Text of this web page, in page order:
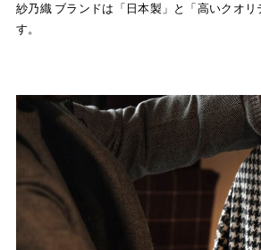
紗乃織 ブランドは「日本製」と「高いクオ
す。